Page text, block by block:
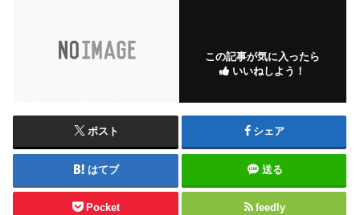
この記事が気に入ったら
いいねしよう！
ポスト シェア
はてブ 送る
Pocket feedly